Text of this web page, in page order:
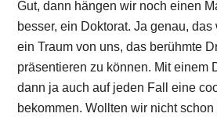
Gut, dann hängen wir noch einen
besser, ein Doktorat. Ja genau,
ein Traum von uns, das berühmte
präsentieren zu können. Mit einem
dann ja auch auf jeden Fall eine
bekommen. Wollten wir nicht